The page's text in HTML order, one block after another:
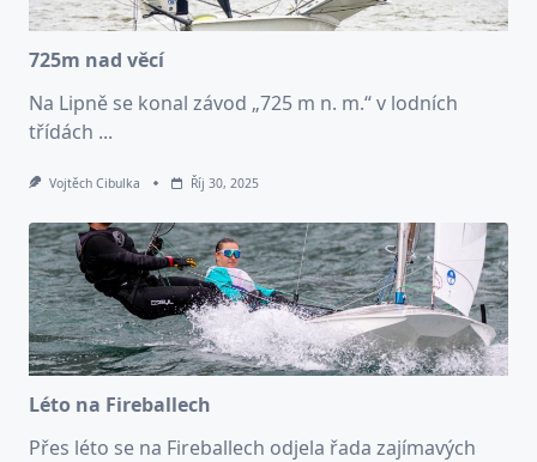
725m nad věcí
Na Lipně se konal závod „725 m n. m.“ v lodních
třídách ...
Vojtěch Cibulka Říj 30, 2025
Léto na Fireballech
Přes léto se na Fireballech odjela řada zajímavých